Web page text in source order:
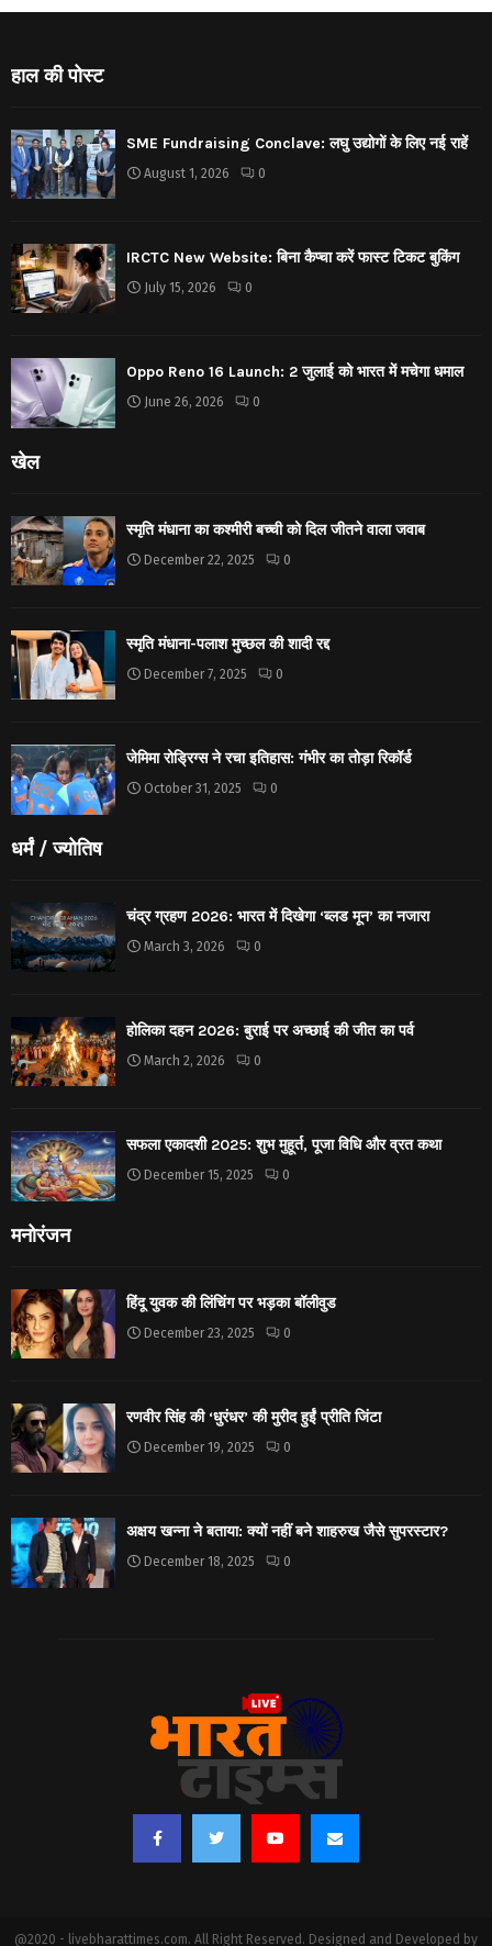
हाल की पोस्ट
SME Fundraising Conclave: लघु उद्योगों के लिए नई राहें
August 1, 2026 0
IRCTC New Website: बिना कैप्चा करें फास्ट टिकट बुकिंग
July 15, 2026 0
Oppo Reno 16 Launch: 2 जुलाई को भारत में मचेगा धमाल
June 26, 2026 0
खेल
स्मृति मंधाना का कश्मीरी बच्ची को दिल जीतने वाला जवाब
December 22, 2025 0
स्मृति मंधाना-पलाश मुच्छल की शादी रद्द
December 7, 2025 0
जेमिमा रोड्रिग्स ने रचा इतिहास: गंभीर का तोड़ा रिकॉर्ड
October 31, 2025 0
धर्मं / ज्योतिष
चंद्र ग्रहण 2026: भारत में दिखेगा ‘ब्लड मून’ का नजारा
March 3, 2026 0
होलिका दहन 2026: बुराई पर अच्छाई की जीत का पर्व
March 2, 2026 0
सफला एकादशी 2025: शुभ मुहूर्त, पूजा विधि और व्रत कथा
December 15, 2025 0
मनोरंजन
हिंदू युवक की लिंचिंग पर भड़का बॉलीवुड
December 23, 2025 0
रणवीर सिंह की ‘धुरंधर’ की मुरीद हुईं प्रीति जिंटा
December 19, 2025 0
अक्षय खन्ना ने बताया: क्यों नहीं बने शाहरुख जैसे सुपरस्टार?
December 18, 2025 0
@2020 - livebharattimes.com. All Right Reserved. Designed and Developed by